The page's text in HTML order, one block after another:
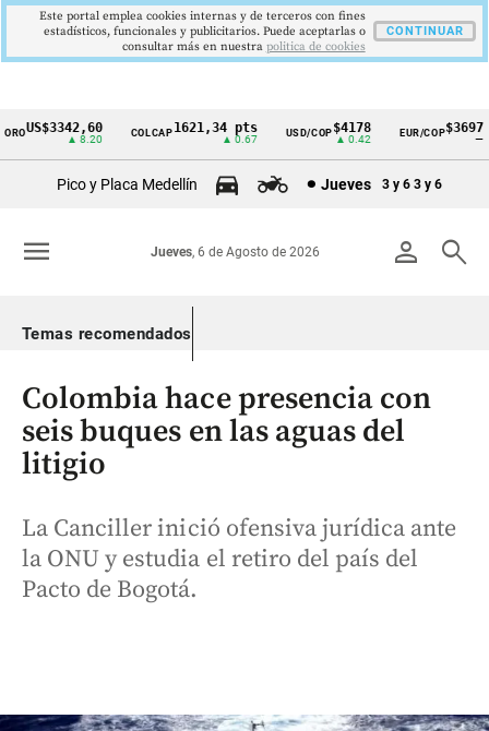
Cintillo
Colombia
US$3342,60
▲ 8.20
COLCAP 1621,34 pts
▲ 0.67
USD/COP$4178
▲ 0.42
EUR/COP$3697
Pico y Placa Medellín Jueves 3 y 6 3 y 6
person search
Jueves, 6 de Agosto de 2026
menu
Temas recomendados
Colombia hace presencia con
seis buques en las aguas del
litigio
La Canciller inició ofensiva jurídica ante
la ONU y estudia el retiro del país del
Pacto de Bogotá.
Este portal emplea cookies internas y de terceros con fines
estadísticos, funcionales y publicitarios. Puede aceptarlas o
consultar más en nuestra politica de cookies
CONTINUAR